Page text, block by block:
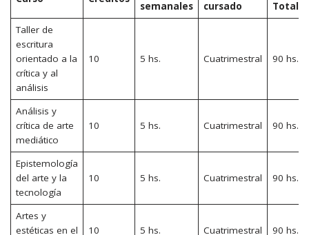
semanales
cursado
Totales
Taller de
escritura
orientado a la
crítica y al
análisis
10 5 hs. Cuatrimestral 90 hs.
Análisis y
crítica de arte
mediático
10 5 hs. Cuatrimestral 90 hs.
Epistemología
del arte y la
tecnología
10 5 hs. Cuatrimestral 90 hs.
Artes y
estéticas en el
10 5 hs. Cuatrimestral 90 hs.